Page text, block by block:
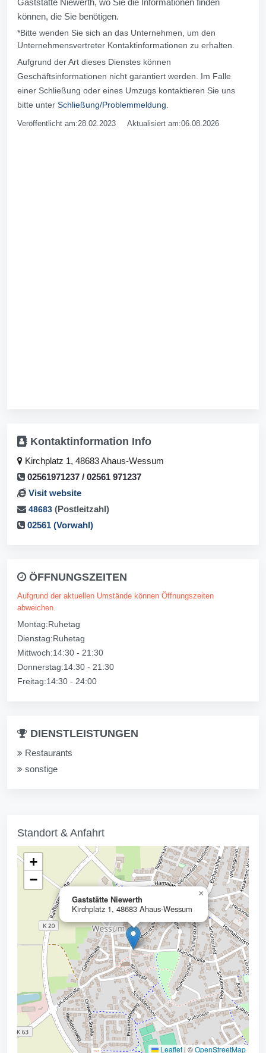
Gaststätte Niewerth, wo Sie die Informationen finden
können, die Sie benötigen.
*Bitte wenden Sie sich an das Unternehmen, um den
Unternehmensvertreter Kontaktinformationen zu erhalten.
Aufgrund der Art dieses Dienstes können
Geschäftsinformationen nicht garantiert werden. Im Falle
einer Schließung oder eines Umzugs kontaktieren Sie uns
bitte unter Schließung/Problemmeldung.
Veröffentlicht am:28.02.2023 Aktualisiert am:06.08.2026
Kontaktinformation Info
Kirchplatz 1, 48683 Ahaus-Wessum
02561971237 / 02561 971237
Visit website
48683 (Postleitzahl)
02561 (Vorwahl)
ÖFFNUNGSZEITEN
Aufgrund der aktuellen Umstände können Öffnungszeiten
abweichen.
Montag:Ruhetag
Dienstag:Ruhetag
Mittwoch:14:30 - 21:30
Donnerstag:14:30 - 21:30
Freitag:14:30 - 24:00
DIENSTLEISTUNGEN
Restaurants
sonstige
Standort & Anfahrt
Gaststätte Niewerth
Kirchplatz 1, 48683 Ahaus-Wessum
×
+
−
Leaflet | ©OpenStreetMap